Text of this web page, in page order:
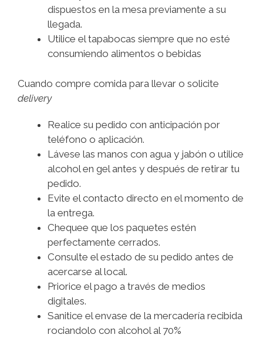
dispuestos en la mesa previamente a su
llegada.
Utilice el tapabocas siempre que no esté
consumiendo alimentos o bebidas
Cuando compre comida para llevar o solicite
delivery
Realice su pedido con anticipación por
teléfono o aplicación.
Lávese las manos con agua y jabón o utilice
alcohol en gel antes y después de retirar tu
pedido.
Evite el contacto directo en el momento de
la entrega.
Chequee que los paquetes estén
perfectamente cerrados.
Consulte el estado de su pedido antes de
acercarse al local.
Priorice el pago a través de medios
digitales.
Sanitice el envase de la mercadería recibida
rociandolo con alcohol al 70%